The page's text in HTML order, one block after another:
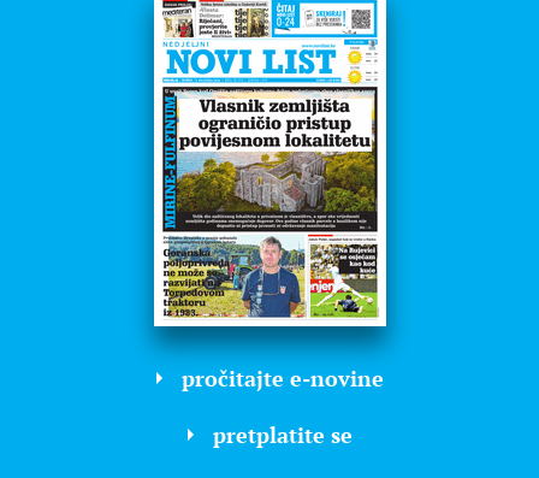
pročitajte e-novine
pretplatite se